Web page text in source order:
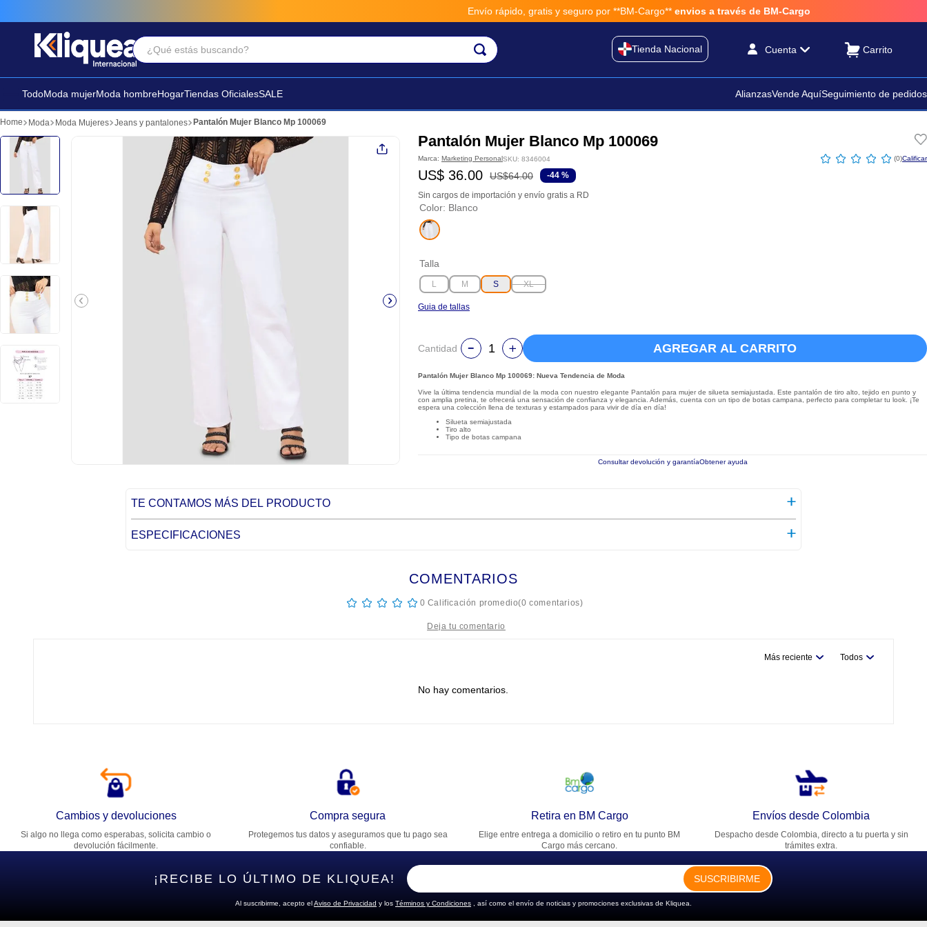
Envío rápido, gratis y seguro por **BM-Cargo** envios a través de BM-Cargo
¿Qué estás buscando?
Tienda Nacional Cuenta
TodoModa mujerModa hombreHogarTiendas OficialesSALE AlianzasVende AquíSeguimiento de pedidos
Moda Moda Mujeres Jeans y pantalones Pantalón Mujer Blanco Mp 100069
Pantalón Mujer Blanco Mp 100069
Marca: Marketing PersonalSKU: 8346004 ☆ ☆ ☆ ☆ ☆ (0)
US$ 36.00 US$64.00 -44 %
Sin cargos de importación y envío gratis a RD
Color: Blanco
Talla
L M S XL
Guia de tallas
Cantidad AGREGAR AL CARRITO
Pantalón Mujer Blanco Mp 100069: Nueva Tendencia de Moda
Vive la última tendencia mundial de la moda con nuestro elegante Pantalón para mujer de silueta semiajustada. Este pantalón de tiro alto, tejido en punto y
con amplia pretina, te ofrecerá una sensación de confianza y elegancia. Además, cuenta con un tipo de botas campana, perfecto para completar tu look. ¡Te
espera una colección llena de texturas y estampados para vivir de día en día!
Silueta semiajustada
Tiro alto
Tipo de botas campana
Consultar devolución y garantíaObtener ayuda
TE CONTAMOS MÁS DEL PRODUCTO
ESPECIFICACIONES
COMENTARIOS
☆ ☆ ☆ ☆ ☆ 0 Calificación promedio(0 comentarios)
Dirección de email
Escribe un comentario
Más reciente Todos
No hay comentarios.
Cambios y devoluciones
Si algo no llega como esperabas, solicita cambio o
devolución fácilmente.
Compra segura
Protegemos tus datos y aseguramos que tu pago sea
confiable.
Retira en BM Cargo
Elige entre entrega a domicilio o retiro en tu punto BM
Cargo más cercano.
Envíos desde Colombia
Despacho desde Colombia, directo a tu puerta y sin
trámites extra.
¡RECIBE LO ÚLTIMO DE KLIQUEA! SUSCRIBIRME
Al suscribirme, acepto elAviso de Privacidad y los Términos y Condiciones , así como el envío de noticias y promociones exclusivas de Kliquea.
Términos Más Buscados
2. faldas